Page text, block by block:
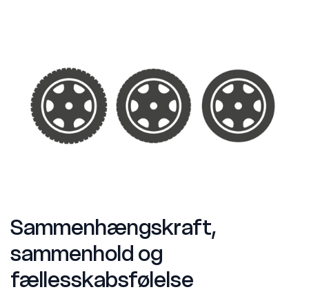
Sammenhængskraft,
sammenhold og
fællesskabsfølelse